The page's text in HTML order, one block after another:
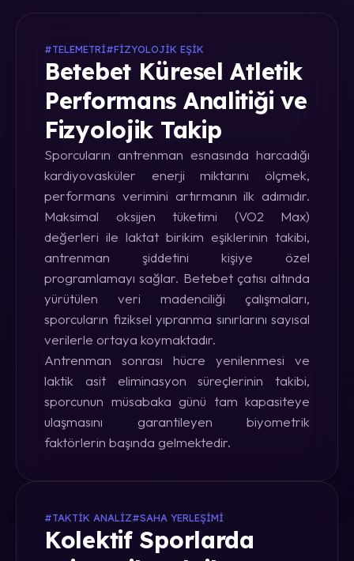
#TELEMETRI#FIZYOLOJIK EŞIK
Betebet Küresel Atletik
Performans Analitiği ve
Fizyolojik Takip
Sporcuların antrenman esnasında harcadığı
kardiyovasküler enerji miktarını ölçmek,
performans verimini artırmanın ilk adımıdır.
Maksimal oksijen tüketimi (VO2 Max)
değerleri ile laktat birikim eşiklerinin takibi,
antrenman şiddetini kişiye özel
programlamayı sağlar. Betebet çatısı altında
yürütülen veri madenciliği çalışmaları,
sporcuların fiziksel yıpranma sınırlarını sayısal
verilerle ortaya koymaktadır.
Antrenman sonrası hücre yenilenmesi ve
laktik asit eliminasyon süreçlerinin takibi,
sporcunun müsabaka günü tam kapasiteye
ulaşmasını garantileyen biyometrik
faktörlerin başında gelmektedir.
#TAKTIK ANALIZ#SAHA YERLEŞIMI
Kolektif Sporlarda